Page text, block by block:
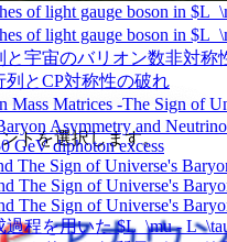
of light gauge boson in
of light gauge boson in
と宇宙のバリオン数非対称
とCP対称性の破れ
Mass Matrices -The Sign of
Asymmetry and
GeV diphoton excess
The Sign of Universe's
The Sign of Universe's
The Sign of Universe's
程を用いた $L_\mu -
トを選択します。